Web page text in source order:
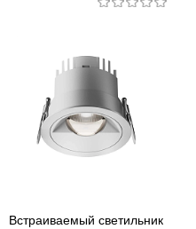
Встраиваемый светильник